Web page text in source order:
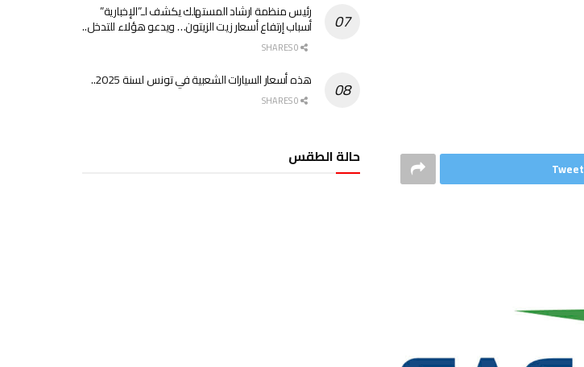
Tweet
رئيس منظمة ارشاد المستهلك يكشف لـ”الإخبارية”
أسباب إرتفاع أسعار زيت الزيتون… ويدعو هؤلاء للتدخل..
هذه أسعار السيارات الشعبية في تونس لسنة 2025..
حالة الطقس